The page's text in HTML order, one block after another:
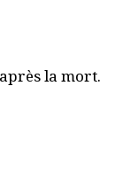
la mort.